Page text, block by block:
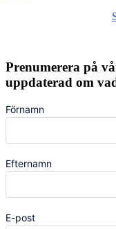
Prenumerera på
uppdaterad om
Förnamn
Efternamn
E-post